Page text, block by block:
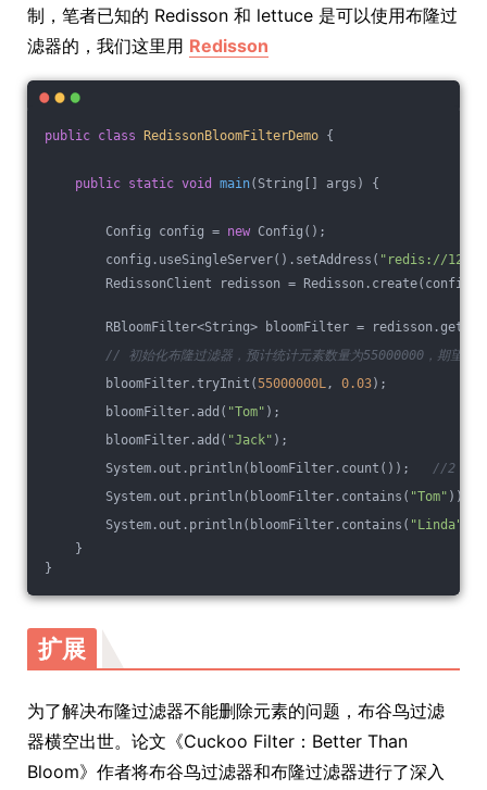
制，笔者已知的 Redisson 和 lettuce 是可以使用布隆过
滤器的，我们这里用 Redisson
public class RedissonBloomFilterDemo {
public static void main(String[] args) {
Config config = new Config();
config.useSingleServer().setAddress( "redis://
RedissonClient redisson = Redisson.create(config);
RBloomFilter<String> bloomFilter =
// 初始化布隆过滤器，预计统计元素数量为55000000，期望误
bloomFilter.tryInit(55000000L, 0.03);
bloomFilter.add( "Tom" );
bloomFilter.add( "Jack" );
System.out.println(bloomFilter.count()); //2
System.out.println(bloomFilter.contains( "Tom" ));
System.out.println(bloomFilter.contains( "Linda"
}
}
扩展
为了解决布隆过滤器不能删除元素的问题，布谷鸟过滤
器横空出世。论文《Cuckoo Filter：Better Than
Bloom》作者将布谷鸟过滤器和布隆过滤器进行了深入